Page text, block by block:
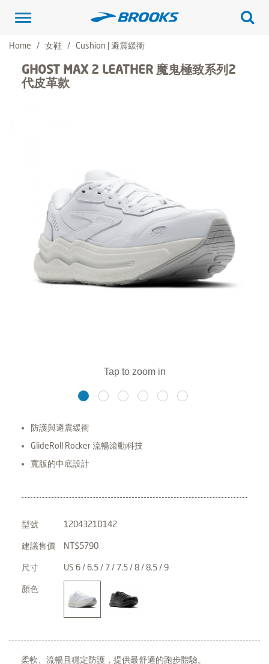
Toggle
Home
女鞋 Cushion | 避震緩衝
GHOST MAX 2 LEATHER 魔鬼極致系列2
代皮革款
防護與避震緩衝
GlideRoll Rocker 流暢滾動科技
寬版的中底設計
型號 1204321D142
建議售價 NT$5790
尺寸 US 6 / 6.5 / 7 / 7.5 / 8 / 8.5 / 9
顏色
柔軟、流暢且穩定防護，提供最舒適的跑步體驗。